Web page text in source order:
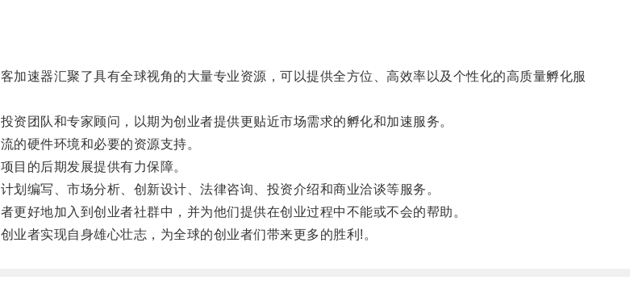
速器汇聚了具有全球视角的大量专业资源，可以提供全方位、高效率以及个性化的高质量孵化服
团队和专家顾问，以期为创业者提供更贴近市场需求的孵化和加速服务。
硬件环境和必要的资源支持。
的后期发展提供有力保障。
编写、市场分析、创新设计、法律咨询、投资介绍和商业洽谈等服务。
好地加入到创业者社群中，并为他们提供在创业过程中不能或不会的帮助。
者实现自身雄心壮志，为全球的创业者们带来更多的胜利!。